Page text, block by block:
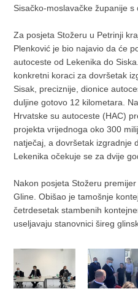
Sisačko-moslavačke županije s
Za posjeta Stožeru u Petrinji
Plenković je bio najavio da će
autoceste od Lekenika do
konkretni koraci za dovršetak
Sisak, preciznije, dionice
duljine gotovo 12 kilometara.
Hrvatske su autoceste (HAC)
projekta vrijednoga oko 300
natječaj, a dovršetak izgradnje
Lekenika očekuje se za dvije
Nakon posjeta Stožeru
Gline. Obišao je tamošnje
četrdesetak stambenih
useljavaju stanovnici šireg